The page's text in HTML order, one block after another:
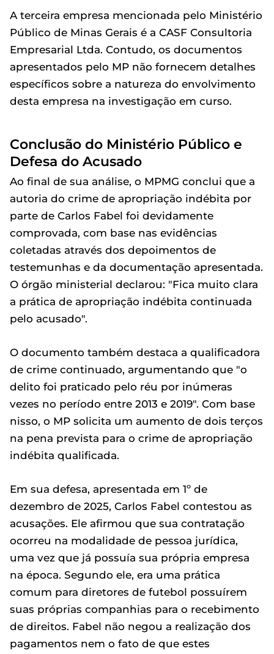
A terceira empresa mencionada pelo Ministério
Público de Minas Gerais é a CASF Consultoria
Empresarial Ltda. Contudo, os documentos
apresentados pelo MP não fornecem detalhes
específicos sobre a natureza do envolvimento
desta empresa na investigação em curso.
Conclusão do Ministério Público e
Defesa do Acusado
Ao final de sua análise, o MPMG conclui que a
autoria do crime de apropriação indébita por
parte de Carlos Fabel foi devidamente
comprovada, com base nas evidências
coletadas através dos depoimentos de
testemunhas e da documentação apresentada.
O órgão ministerial declarou: "Fica muito clara
a prática de apropriação indébita continuada
pelo acusado".
O documento também destaca a qualificadora
de crime continuado, argumentando que "o
delito foi praticado pelo réu por inúmeras
vezes no período entre 2013 e 2019". Com base
nisso, o MP solicita um aumento de dois terços
na pena prevista para o crime de apropriação
indébita qualificada.
Em sua defesa, apresentada em 1º de
dezembro de 2025, Carlos Fabel contestou as
acusações. Ele afirmou que sua contratação
ocorreu na modalidade de pessoa jurídica,
uma vez que já possuía sua própria empresa
na época. Segundo ele, era uma prática
comum para diretores de futebol possuírem
suas próprias companhias para o recebimento
de direitos. Fabel não negou a realização dos
pagamentos nem o fato de que estes